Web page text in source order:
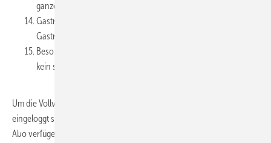
ganze Welt des Big Ben
Gastronomie, Hotellerie & Bäckereien - Die
Gastronomieterrasse als Umsatzgarant
Besondere Anforderungen – Eine besondere Lösung - Es gibt
kein schlechtes Wetter
Um die Vollversion des PDFs herunterladen zu können, müssen Sie
eingeloggt sein und über ein laufendes Premium- oder Digital-Plus-
Abo verfügen. Bitte loggen Sie sich rechts oben ein.